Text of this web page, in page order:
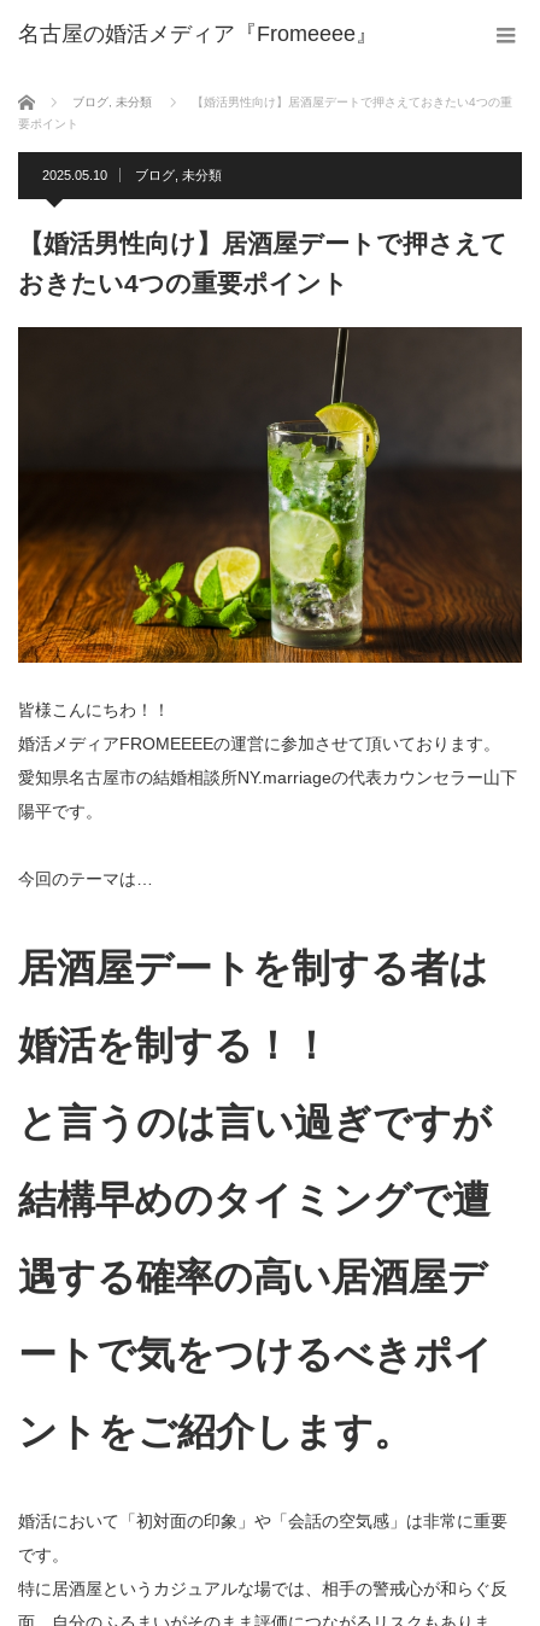
名古屋の婚活メディア『Fromeeee』
ホーム ブログ 未分類
【婚活男性向け】居酒屋デートで押さえておきたい4つの重
要ポイント
2025.05.10 ブログ 未分類
【婚活男性向け】居酒屋デートで押さえて
おきたい4つの重要ポイント
皆様こんにちわ！！
婚活メディアFROMEEEEの運営に参加させて頂いております。
愛知県名古屋市の結婚相談所NY.marriageの代表カウンセラー山下
陽平です。
今回のテーマは…
居酒屋デートを制する者は
婚活を制する！！
と言うのは言い過ぎですが
結構早めのタイミングで遭
遇する確率の高い居酒屋デ
ートで気をつけるべきポイ
ントをご紹介します。
婚活において「初対面の印象」や「会話の空気感」は非常に重要
です。
特に居酒屋というカジュアルな場では、相手の警戒心が和らぐ反